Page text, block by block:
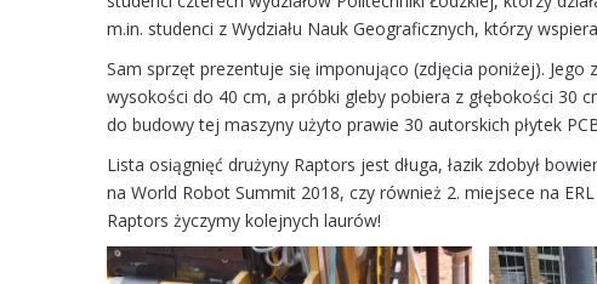
m.in. studenci z Wydziału Nauk Geograficznych, którzy
Sam sprzęt prezentuje się imponująco (zdjęcia poniżej).
wysokości do 40 cm, a próbki gleby pobiera z głębokości
do budowy tej maszyny użyto prawie 30 autorskich płytek
Lista osiągnięć drużyny Raptors jest długa, łazik zdobył
na World Robot Summit 2018, czy również 2. miejsece na
Raptors życzymy kolejnych laurów!